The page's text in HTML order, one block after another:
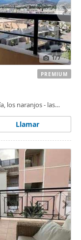
1/7
los naranjos - las
Llamar
PREMIUM